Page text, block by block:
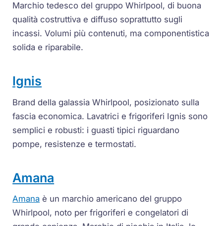
Marchio tedesco del gruppo Whirlpool, di buona
qualità costruttiva e diffuso soprattutto sugli
incassi. Volumi più contenuti, ma componentistica
solida e riparabile.
Ignis
Brand della galassia Whirlpool, posizionato sulla
fascia economica. Lavatrici e frigoriferi Ignis sono
semplici e robusti: i guasti tipici riguardano
pompe, resistenze e termostati.
Amana
Amana è un marchio americano del gruppo
Whirlpool, noto per frigoriferi e congelatori di